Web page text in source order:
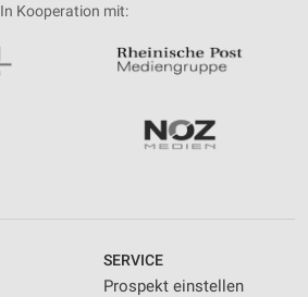
In Kooperation mit:
SERVICE
Prospekt einstellen